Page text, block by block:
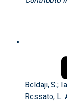
Boldaji, S.;
Rossato, L.